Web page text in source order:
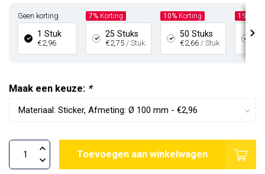
Geen korting
1 Stuk
€2,96
7% Korting
25 Stuks
€2,75 / Stuk
10% Korting
50 Stuks
€2,66 / Stuk
15%
Maak een keuze: *
Toevoegen aan winkelwagen